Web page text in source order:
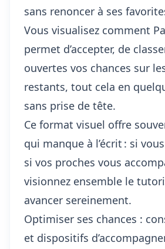
sans renoncer à ses
Vous visualisez comment
permet d’accepter, de
ouvertes vos chances sur
restants, tout cela en
sans prise de tête.
Ce format visuel offre
qui manque à l’écrit : si
si vos proches vous
visionnez ensemble le
avancer sereinement.
Optimiser ses chances :
et dispositifs